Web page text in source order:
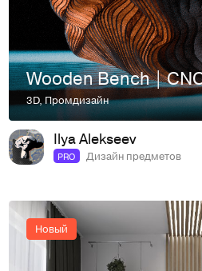
3D,Промдизайн
Ilya Alekseev
PRO Дизайн предметов
Новый